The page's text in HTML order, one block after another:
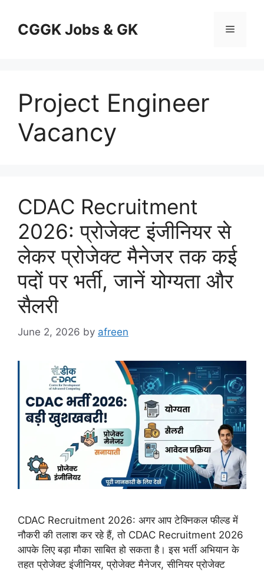
contentCGGK Jobs & GK Menu
Project Engineer
Vacancy
CDAC Recruitment
2026: प्रोजेक्ट इंजीनियर से
लेकर प्रोजेक्ट मैनेजर तक कई
पदों पर भर्ती, जानें योग्यता और
सैलरी
June 2, 2026 by afreen
CDAC Recruitment 2026: अगर आप टेक्निकल फील्ड में
नौकरी की तलाश कर रहे हैं, तो CDAC Recruitment 2026
आपके लिए बड़ा मौका साबित हो सकता है। इस भर्ती अभियान के
तहत प्रोजेक्ट इंजीनियर, प्रोजेक्ट मैनेजर, सीनियर प्रोजेक्ट